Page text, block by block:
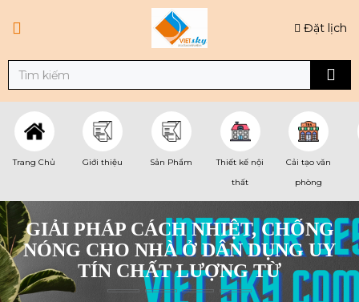
Đặt lịch
Trang Chủ Giới thiệu Sản Phẩm
Thiết kế nội
thất
Cải tạo văn
phòng
GIẢI PHÁP CÁCH NHIỆT, CHỐNG
NÓNG CHO NHÀ Ở DÂN DỤNG UY
TÍN CHẤT LƯỢNG TỪ